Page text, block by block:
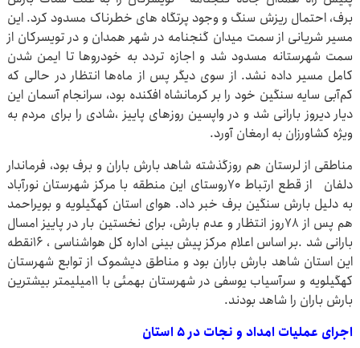
برف، احتمال ریزش سنگ و وجود پرتگاه های خطرناک مسدود کرد. این
مسیر شریانی از سمت میدان گنجنامه در شهر همدان و در تویسرکان از
سمت شهرستانه مسدود شد و اجازه تردد به خودروها تا ایمن شدن
کامل مسیر داده نشد. از سوی دیگر پس از ماه‌ها انتظار در حالی که
کم‌آبی سایه سنگین خود را بر کرمانشاه افکنده بود، سرانجام آسمان این
دیار دیروز بارانی شد و در واپسین روزهای پاییز ،شادی را برای مردم به
ویژه کشاورزان به ارمغان آورد.
مناطقی از لرستان هم روزگذشته شاهد بارش باران و برف بود، فرماندار
دلفان از قطع ارتباط ۷۰روستای این منطقه با مرکز شهرستان نورآباد
به دلیل بارش سنگین برف خبر داد. هوای استان کهگیلویه و بویراحمد
هم پس از ۷۸روز انتظار و عدم بارش، برای نخستین بار در پاییز امسال
بارانی شد .بر اساس اعلام مرکز پیش بینی اداره کل هواشناسی ، ۱۶نقطه
این استان شاهد بارش باران بود و مناطق دیشموک از توابع شهرستان
کهگیلویه و سرآسیاب یوسفی در شهرستان بهمئی با ۱۱میلیمتر بیشترین
بارش باران را شاهد بودند.
اجرای عملیات امداد و نجات در ۵ استان